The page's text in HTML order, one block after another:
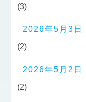
(3)
2026年5月3日
(2)
2026年5月2日
(2)